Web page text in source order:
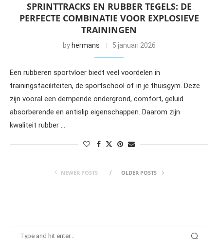
SPRINTTRACKS EN RUBBER TEGELS: DE
PERFECTE COMBINATIE VOOR EXPLOSIEVE
TRAININGEN
by hermans 5 januari 2026
Een rubberen sportvloer biedt veel voordelen in
trainingsfaciliteiten, de sportschool of in je thuisgym. Deze
zijn vooral een dempende ondergrond, comfort, geluid
absorberende en antislip eigenschappen. Daarom zijn
kwaliteit rubber …
NEWER POSTS OLDER POSTS